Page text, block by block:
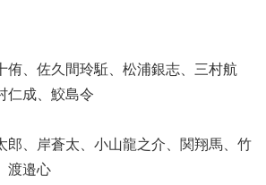
侑、佐久間玲駈、松浦銀志、三村航
仁成、鮫島令
郎、岸蒼太、小山龍之介、関翔馬、竹
渡邉心